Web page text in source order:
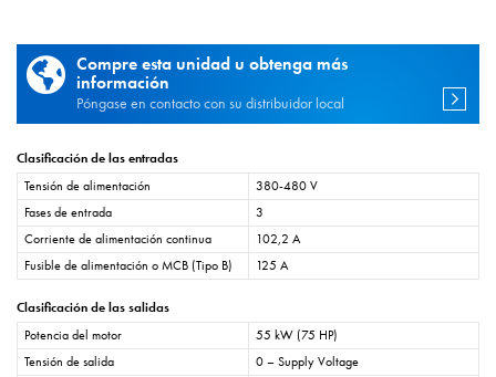
Compre esta unidad u obtenga más
información
Póngase en contacto con su distribuidor local
Clasificación de las entradas
Tensión de alimentación
380-480 V
Fases de entrada
3
Corriente de alimentación continua
102,2 A
Fusible de alimentación o MCB (Tipo B)
125 A
Clasificación de las salidas
Potencia del motor
55 kW (75 HP)
Tensión de salida
0 – Supply Voltage